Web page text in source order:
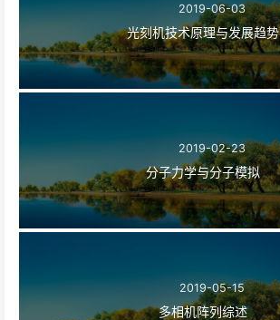
2019-06-03
光刻机技术原理与发展趋势
2019-02-23
分子力学与分子模拟
2019-05-15
多相机阵列综述